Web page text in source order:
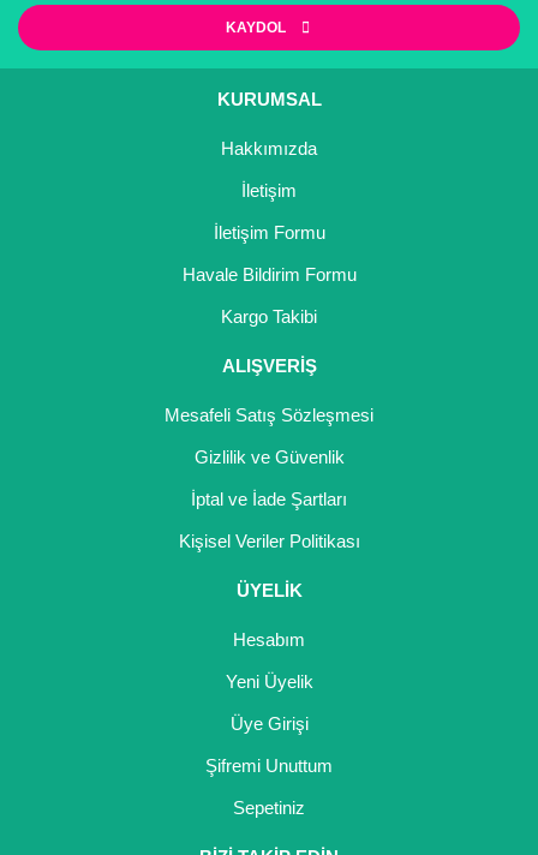
KAYDOL
KURUMSAL
Hakkımızda
İletişim
İletişim Formu
Havale Bildirim Formu
Kargo Takibi
ALIŞVERİŞ
Mesafeli Satış Sözleşmesi
Gizlilik ve Güvenlik
İptal ve İade Şartları
Kişisel Veriler Politikası
ÜYELİK
Hesabım
Yeni Üyelik
Üye Girişi
Şifremi Unuttum
Sepetiniz